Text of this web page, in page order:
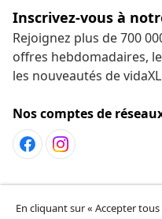
Inscrivez-vous à
Rejoignez plus de 700
offres hebdomadaires,
les nouveautés de
Nos comptes de
Service Clients
En cliquant sur « Accepter